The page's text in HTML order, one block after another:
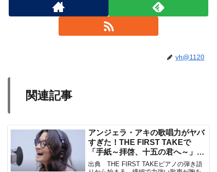
yh@1120
関連記事
アンジェラ・アキの歌唱力がヤバ
すぎた！THE FIRST TAKEで
「手紙～拝啓、十五の君へ～」を
CD音源とほぼ変わらない歌い声
出典 THE FIRST TAKEピアノの弾き語